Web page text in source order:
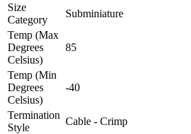
Size
Category
Subminiature
Temp (Max
Degrees
Celsius)
85
Temp (Min
Degrees
Celsius)
-40
Termination
Style
Cable - Crimp